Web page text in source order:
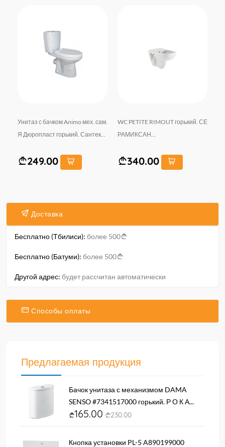
Унитаз с бачком Animo мех. сам.
Я Дюропласт горький. Сантек...
249.00
WC PETITE RIMOUT горький. СЕ
РАМИКСАН...
340.00
Доставка
Бесплатно (Тбилиси): более 500
Бесплатно (Батуми): более 500
Другой адрес: будет рассчитан автоматически
Способы оплаты
Предлагаемая продукция
Бачок унитаза с механизмом DAMA
SENSO #7341517000 горький. Р О К А...
165.00 230.00
Кнопка установки PL-5 A890199000